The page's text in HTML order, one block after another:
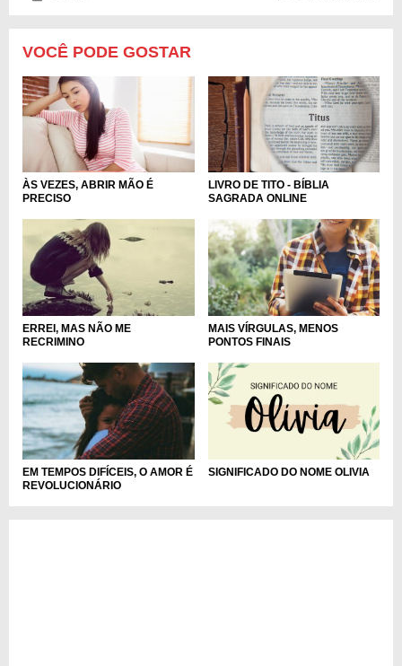
VOCÊ PODE GOSTAR
ÀS VEZES, ABRIR MÃO É
PRECISO
LIVRO DE TITO - BÍBLIA
SAGRADA ONLINE
ERREI, MAS NÃO ME
RECRIMINO
MAIS VÍRGULAS, MENOS
PONTOS FINAIS
EM TEMPOS DIFÍCEIS, O AMOR É
REVOLUCIONÁRIO
SIGNIFICADO DO NOME OLIVIA